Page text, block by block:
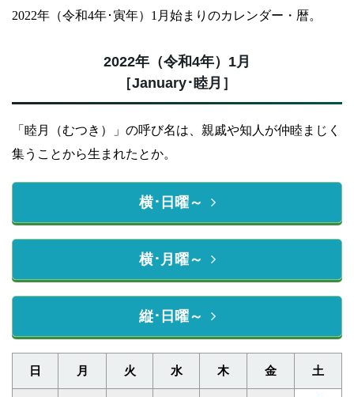
2022年（令和4年･寅年）1月始まりのカレンダー・暦。
2022年（令和4年）1月
［January･睦月］
「睦月（むつき）」の呼び名は、親戚や知人が仲睦まじく
集うことから生まれたとか。
横･日曜～
横･月曜～
縦･日曜～
日 月 火 水 木 金 土